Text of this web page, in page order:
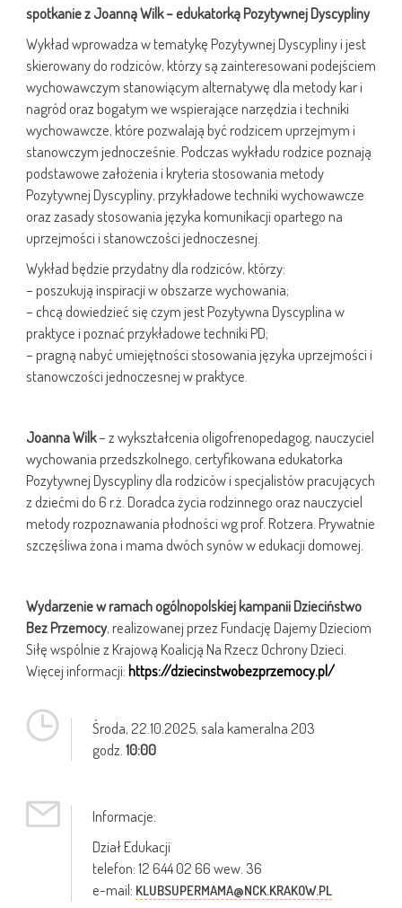
spotkanie z Joanną Wilk – edukatorką Pozytywnej Dyscypliny
Wykład wprowadza w tematykę Pozytywnej Dyscypliny i jest
skierowany do rodziców, którzy są zainteresowani podejściem
wychowawczym stanowiącym alternatywę dla metody kar i
nagród oraz bogatym we wspierające narzędzia i techniki
wychowawcze, które pozwalają być rodzicem uprzejmym i
stanowczym jednocześnie. Podczas wykładu rodzice poznają
podstawowe założenia i kryteria stosowania metody
Pozytywnej Dyscypliny, przykładowe techniki wychowawcze
oraz zasady stosowania języka komunikacji opartego na
uprzejmości i stanowczości jednoczesnej.
Wykład będzie przydatny dla rodziców, którzy:
– poszukują inspiracji w obszarze wychowania;
– chcą dowiedzieć się czym jest Pozytywna Dyscyplina w
praktyce i poznać przykładowe techniki PD;
– pragną nabyć umiejętności stosowania języka uprzejmości i
stanowczości jednoczesnej w praktyce.
Joanna Wilk– z wykształcenia oligofrenopedagog, nauczyciel
wychowania przedszkolnego, certyfikowana edukatorka
Pozytywnej Dyscypliny dla rodziców i specjalistów pracujących
z dziećmi do 6 r.ż. Doradca życia rodzinnego oraz nauczyciel
metody rozpoznawania płodności wg prof. Rotzera. Prywatnie
szczęśliwa żona i mama dwóch synów w edukacji domowej.
Wydarzenie w ramach ogólnopolskiej kampanii Dzieciństwo
Bez Przemocy, realizowanej przez Fundację Dajemy Dzieciom
Siłę wspólnie z Krajową Koalicją Na Rzecz Ochrony Dzieci.
Więcej informacji:https://dziecinstwobezprzemocy.pl/
Środa,22.10.2025, sala kameralna 203
godz. 10:00
Informacje:
Dział Edukacji
telefon: 12 644 02 66 wew. 36
e-mail: KLUBSUPERMAMA@NCK.KRAKOW.PL